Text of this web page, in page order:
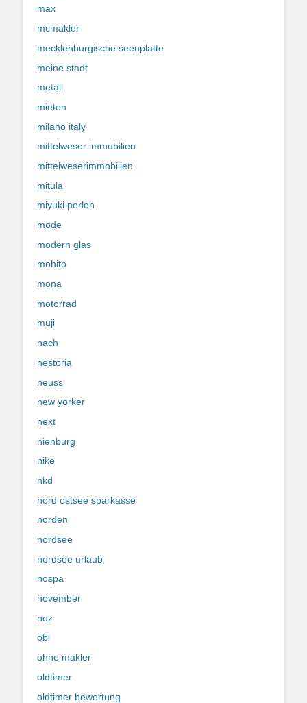
max
mcmakler
mecklenburgische seenplatte
meine stadt
metall
mieten
milano italy
mittelweser immobilien
mittelweserimmobilien
mitula
miyuki perlen
mode
modern glas
mohito
mona
motorrad
muji
nach
nestoria
neuss
new yorker
next
nienburg
nike
nkd
nord ostsee sparkasse
norden
nordsee
nordsee urlaub
nospa
november
noz
obi
ohne makler
oldtimer
oldtimer bewertung